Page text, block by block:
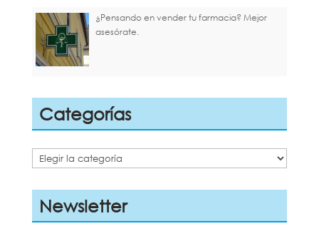
¿Pensando en vender tu farmacia? Mejor
asesórate.
Categorías
Categorías
Newsletter